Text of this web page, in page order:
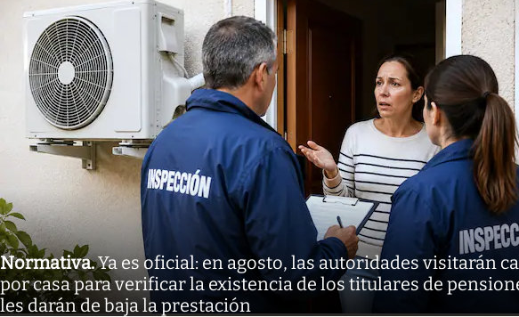
Normativa.Ya es oficial: en agosto, las autoridades visitarán
por casa para verificar la existencia de los titulares de
les darán de baja la prestación